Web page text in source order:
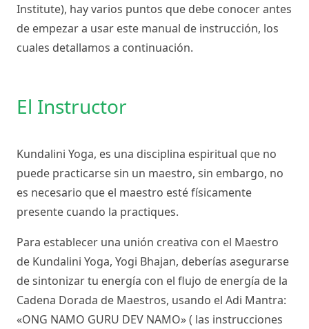
Institute), hay varios puntos que debe conocer antes
de empezar a usar este manual de instrucción, los
cuales detallamos a continuación.
El Instructor
Kundalini Yoga, es una disciplina espiritual que no
puede practicarse sin un maestro, sin embargo, no
es necesario que el maestro esté físicamente
presente cuando la practiques.
Para establecer una unión creativa con el Maestro
de Kundalini Yoga, Yogi Bhajan, deberías asegurarse
de sintonizar tu energía con el flujo de energía de la
Cadena Dorada de Maestros, usando el Adi Mantra:
«ONG NAMO GURU DEV NAMO» ( las instrucciones